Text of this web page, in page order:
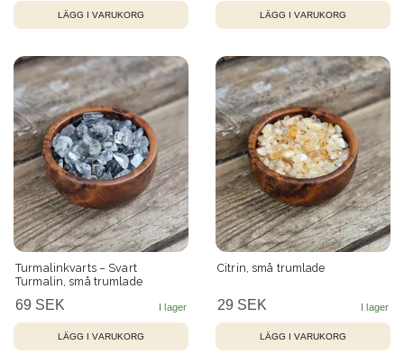
Turmalinkvarts – Svart
Turmalin, små trumlade
69 SEK
Citrin, små trumlade
29 SEK